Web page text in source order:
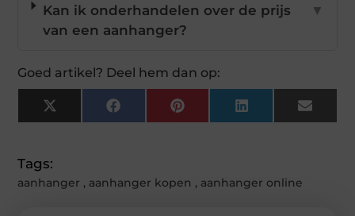
Kan ik onderhandelen over de prijs
van een aanhanger?
▼
Goed artikel? Deel hem dan op:
X
(Twitter)
FacebookPinterestLinkedInEmail
Tags:
aanhanger , aanhanger kopen , aanhanger online